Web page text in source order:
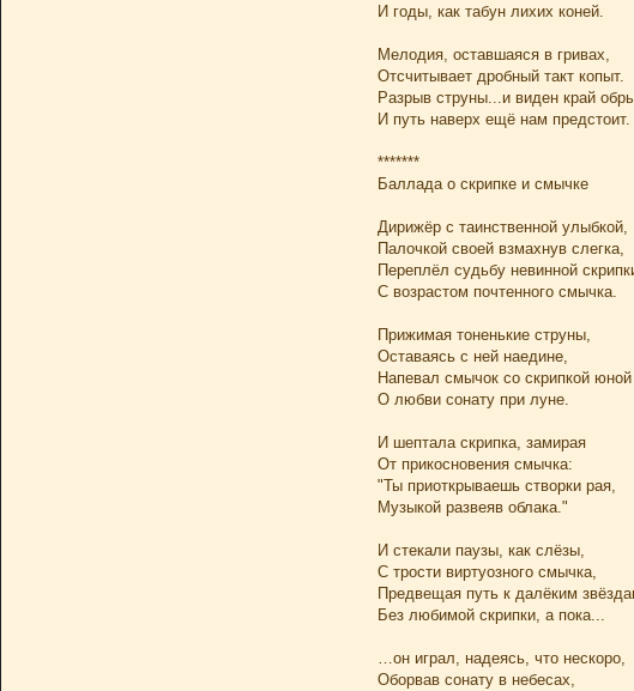
И годы, как табун лихих коней.
Мелодия, оставшаяся в гривах,
Отсчитывает дробный такт копыт.
Разрыв струны...и виден край
И путь наверх ещё нам предстоит.
*******
Баллада о скрипке и смычке
Дирижёр с таинственной улыбкой,
Палочкой своей взмахнув слегка,
Переплёл судьбу невинной
С возрастом почтенного смычка.
Прижимая тоненькие струны,
Оставаясь с ней наедине,
Напевал смычок со скрипкой юной
О любви сонату при луне.
И шептала скрипка, замирая
От прикосновения смычка:
"Ты приоткрываешь створки рая,
Музыкой развеяв облака."
И стекали паузы, как слёзы,
С трости виртуозного смычка,
Предвещая путь к далёким
Без любимой скрипки, а пока...
…он играл, надеясь, что нескоро,
Оборвав сонату в небесах,